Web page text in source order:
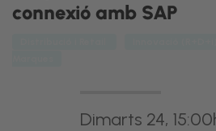
connexió amb SAP
Dimarts 24,